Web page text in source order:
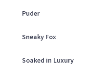
Puder
Sneaky Fox
Soaked in Luxury